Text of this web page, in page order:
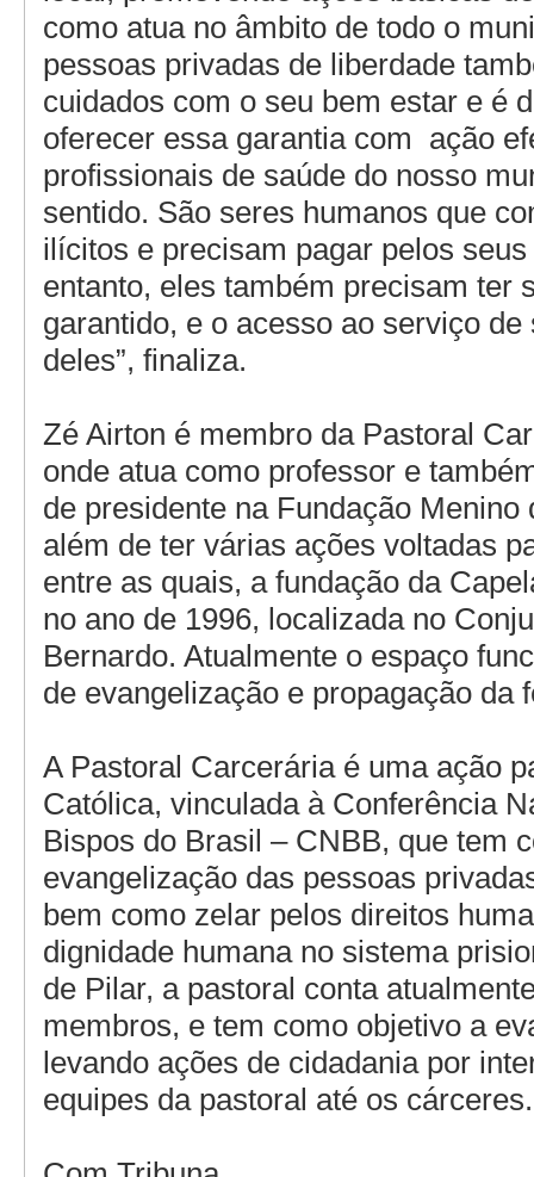
como atua no âmbito de todo o
pessoas privadas de liberdade
cuidados com o seu bem estar e é
oferecer essa garantia com ação
profissionais de saúde do nosso
sentido. São seres humanos que
ilícitos e precisam pagar pelos
entanto, eles também precisam ter
garantido, e o acesso ao serviço de
deles”, finaliza.
Zé Airton é membro da Pastoral
onde atua como professor e
de presidente na Fundação Menino
além de ter várias ações voltadas
entre as quais, a fundação da
no ano de 1996, localizada no
Bernardo. Atualmente o espaço
de evangelização e propagação da
A Pastoral Carcerária é uma ação
Católica, vinculada à Conferência
Bispos do Brasil – CNBB, que tem
evangelização das pessoas
bem como zelar pelos direitos
dignidade humana no sistema
de Pilar, a pastoral conta
membros, e tem como objetivo a
levando ações de cidadania por
equipes da pastoral até os cárceres.